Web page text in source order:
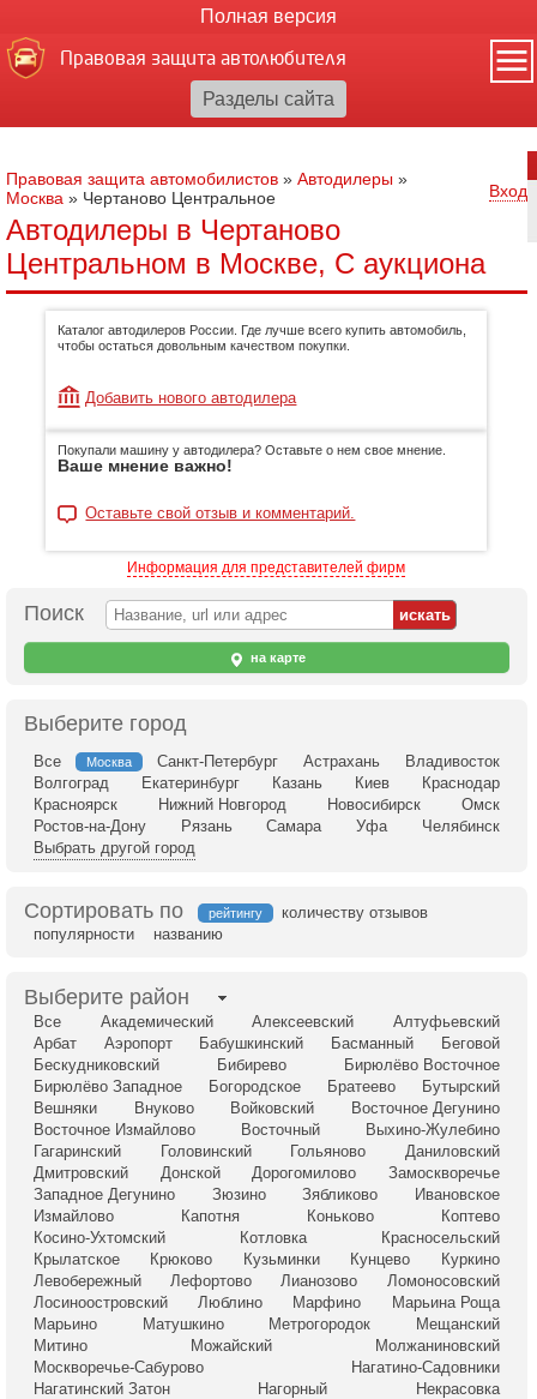
Полная версия
Правовая защита автолюбителя
Правовая защита автомобилистов » Автодилеры »
Москва » Чертаново Центральное Вход
Автодилеры в Чертаново
Центральном в Москве, С аукциона
Каталог автодилеров России. Где лучше всего купить автомобиль,
чтобы остаться довольным качеством покупки.
Добавить нового автодилера
Покупали машину у автодилера? Оставьте о нем свое мнение.
Ваше мнение важно!
Оставьте свой отзыв и комментарий.
Информация для представителей фирм
Поиск
на карте
Выберите город
Все Москва Санкт-Петербург Астрахань
Владивосток
Волгоград
Екатеринбург Казань Киев
Краснодар
Красноярск
Нижний Новгород Новосибирск
Омск
Ростов-на-Дону
Рязань Самара Уфа
Челябинск
Выбрать другой город
Сортировать по рейтингу
количеству отзывов
популярности
названию
Выберите район
Все Академический Алексеевский
Алтуфьевский
Арбат
Аэропорт Бабушкинский Басманный
Беговой
Бескудниковский
Бибирево
Бирюлёво Восточное
Бирюлёво Западное
Богородское Братеево
Бутырский
Вешняки
Внуково Войковский
Восточное Дегунино
Восточное Измайлово
Восточный
Выхино-Жулебино
Гагаринский
Головинский Гольяново
Даниловский
Дмитровский
Донской Дорогомилово
Замоскворечье
Западное Дегунино
Зюзино Зябликово
Ивановское
Измайлово
Капотня Коньково
Коптево
Косино-Ухтомский
Котловка
Красносельский
Крылатское
Крюково Кузьминки Кунцево
Куркино
Левобережный
Лефортово Лианозово
Ломоносовский
Лосиноостровский
Люблино Марфино
Марьина Роща
Марьино
Матушкино Метрогородок
Мещанский
Митино
Можайский
Молжаниновский
Москворечье-Сабурово
Нагатино-Садовники
Нагатинский Затон
Нагорный
Некрасовка